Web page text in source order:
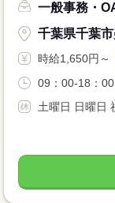
一般事務・
千葉県千葉市
時給1,650円～
09：00-18：
土曜日 日曜日